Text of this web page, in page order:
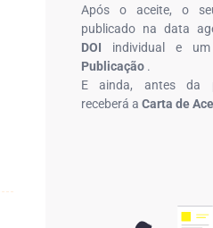
Após o aceite, o
publicado na data
DOI individual e um
Publicação .
E ainda, antes da
receberá a Carta de